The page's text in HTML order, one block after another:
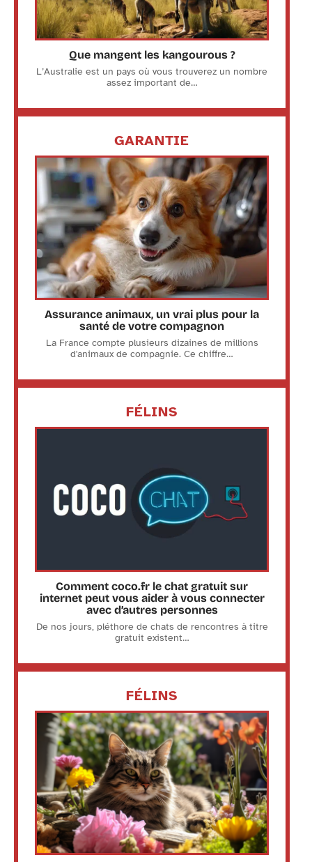
Que mangent les kangourous ?
L’Australie est un pays où vous trouverez un nombre
assez important de…
GARANTIE
Assurance animaux, un vrai plus pour la
santé de votre compagnon
La France compte plusieurs dizaines de millions
d'animaux de compagnie. Ce chiffre…
FÉLINS
Comment coco.fr le chat gratuit sur
internet peut vous aider à vous connecter
avec d’autres personnes
De nos jours, pléthore de chats de rencontres à titre
gratuit existent…
FÉLINS